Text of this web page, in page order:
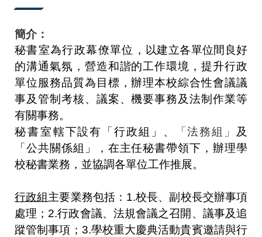
簡介：
秘書室為行政幕僚單位， 以建立各單位間良好
的溝通氣氛，營造和諧的工作環境，提升行政
單位服務品質為目標，辦理本校綜合性會議議
事及管制考核、議案、機要事務及法制作業等
有關事務。
秘書室轄下設有「行政組」、 「法務組」 及
「公共關係組」， 在主任秘書帶領下，辦理學
校秘書業務，並協調各單位工作推展。
行政組 主要業務包括： 1.校長、副校長交辦事項
處理； 2.行政會議、法規會議之召開、議事及追
蹤管制事項； 3.學校重大慶典活動貴賓邀請與行